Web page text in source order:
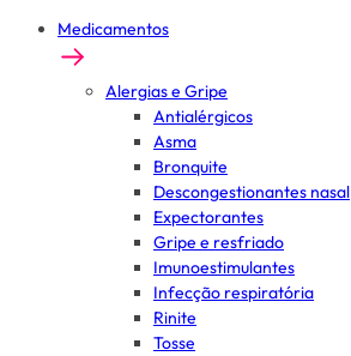
Medicamentos
Alergias e Gripe
Antialérgicos
Asma
Bronquite
Descongestionantes nasal
Expectorantes
Gripe e resfriado
Imunoestimulantes
Infecção respiratória
Rinite
Tosse